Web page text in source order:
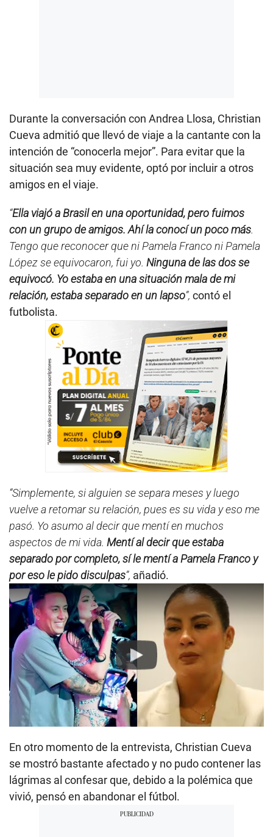
Durante la conversación con Andrea Llosa, Christian
Cueva admitió que llevó de viaje a la cantante con la
intención de “conocerla mejor”. Para evitar que la
situación sea muy evidente, optó por incluir a otros
amigos en el viaje.
“Ella viajó a Brasil en una oportunidad, pero fuimos
con un grupo de amigos. Ahí la conocí un poco más.
Tengo que reconocer que ni Pamela Franco ni Pamela
López se equivocaron, fui yo. Ninguna de las dos se
equivocó. Yo estaba en una situación mala de mi
relación, estaba separado en un lapso”, contó el
futbolista.
“Simplemente, si alguien se separa meses y luego
vuelve a retomar su relación, pues es su vida y eso me
pasó. Yo asumo al decir que mentí en muchos
aspectos de mi vida. Mentí al decir que estaba
separado por completo, sí le mentí a Pamela Franco y
por eso le pido disculpas”, añadió.
Play
En otro momento de la entrevista, Christian Cueva
se mostró bastante afectado y no pudo contener las
lágrimas al confesar que, debido a la polémica que
vivió, pensó en abandonar el fútbol.